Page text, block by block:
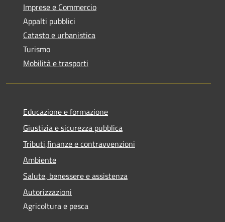
Imprese e Commercio
Appalti pubblici
Catasto e urbanistica
Turismo
Mobilità e trasporti
Educazione e formazione
Giustizia e sicurezza pubblica
Tributi,finanze e contravvenzioni
Ambiente
Salute, benessere e assistenza
Autorizzazioni
Agricoltura e pesca